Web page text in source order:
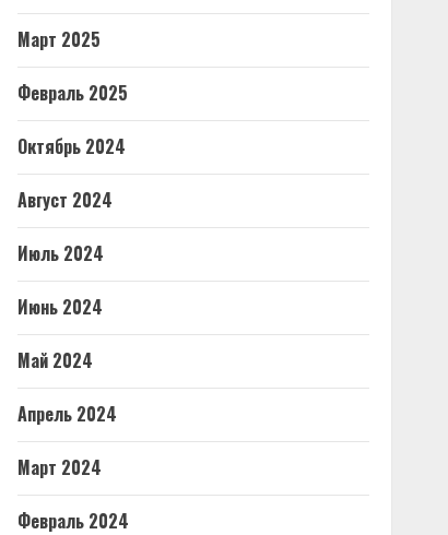
Март 2025
Февраль 2025
Октябрь 2024
Август 2024
Июль 2024
Июнь 2024
Май 2024
Апрель 2024
Март 2024
Февраль 2024